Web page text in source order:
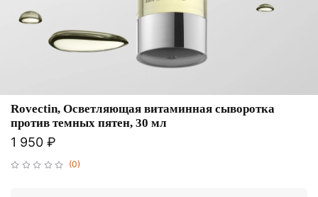
(0)
Rovectin, Осветляющая витаминная сыворотка
против темных пятен, 30 мл
1 950 ₽